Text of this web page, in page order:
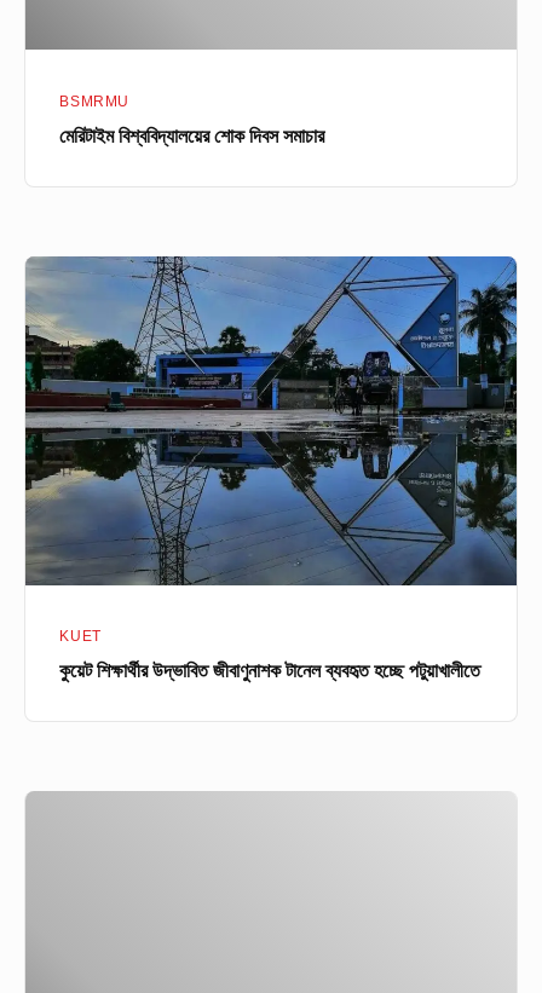
BSMRMU
মেরিটাইম বিশ্ববিদ্যালয়ের শোক দিবস সমাচার
কুয়েট
শিক্ষার্থীর
উদ্ভাবিত
জীবাণুনাশক
টানেল
ব্যবহৃত
হচ্ছে
পটুয়াখালীতে
KUET
কুয়েট শিক্ষার্থীর উদ্ভাবিত জীবাণুনাশক টানেল ব্যবহৃত হচ্ছে পটুয়াখালীতে